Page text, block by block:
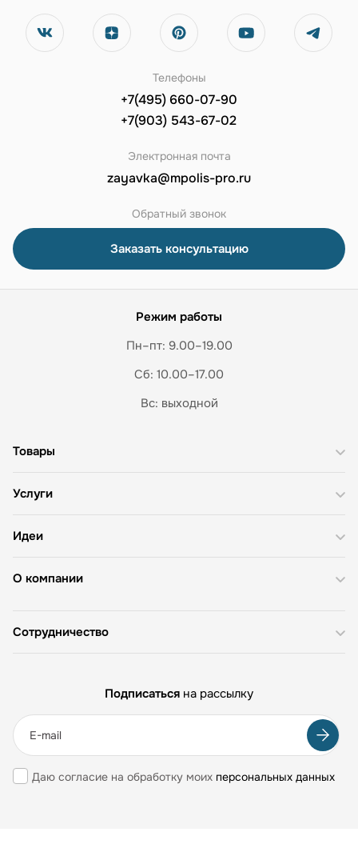
Телефоны
+7(495) 660-07-90
+7(903) 543-67-02
Электронная почта
zayavka@mpolis-pro.ru
Обратный звонок
Заказать консультацию
Режим работы
Пн–пт: 9.00–19.00
Сб: 10.00–17.00
Вс: выходной
О компании
Товары
Услуги
Идеи
Сотрудничество
Подписаться на рассылку
Даю согласие на обработку моих персональных данных